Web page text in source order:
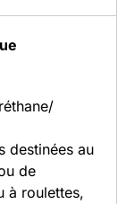
destinées au
de
à roulettes,